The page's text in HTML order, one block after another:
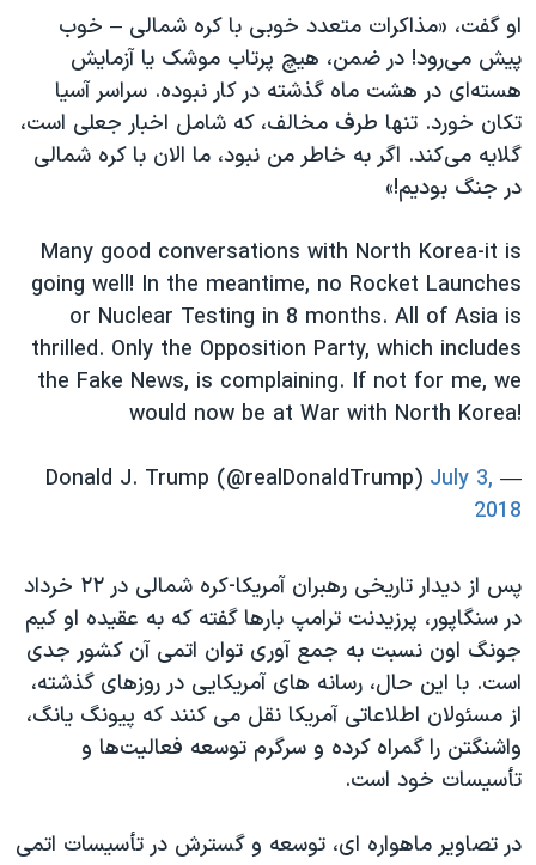
سفر پرزیدنت ترامپ به چین
او گفت، «مذاکرات متعدد خوبی با کره شمالی – خوب
پیش می‌رود! در ضمن، هیچ پرتاب موشک یا آزمایش
هسته‌ای در هشت ماه گذشته در کار نبوده. سراسر آسیا
تکان خورد. تنها طرف مخالف، که شامل اخبار جعلی است،
گلایه‌ می‌کند. اگر به خاطر من نبود، ما الان با کره شمالی
در جنگ بودیم!»
Many good conversations with North Korea-it is
going well! In the meantime, no Rocket Launches
or Nuclear Testing in 8 months. All of Asia is
thrilled. Only the Opposition Party, which includes
the Fake News, is complaining. If not for me, we
would now be at War with North Korea!
— Donald J. Trump (@realDonaldTrump)
July 3,
2018
پس از دیدار تاریخی رهبران آمریکا-کره شمالی در ۲۲ خرداد
در سنگاپور، پرزیدنت ترامپ بارها گفته که به عقیده او کیم
جونگ اون نسبت به جمع آوری توان اتمی آن کشور جدی
است. با این حال، رسانه های آمریکایی در روزهای گذشته،
از مسئولان اطلاعاتی آمریکا نقل می کنند که پیونگ یانگ،
واشنگتن را گمراه کرده و سرگرم توسعه فعالیت‌ها و
تأسیسات خود است.
در تصاویر ماهواره ای، توسعه و گسترش در تأسیسات اتمی